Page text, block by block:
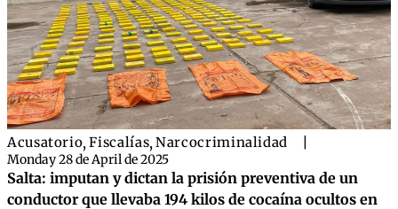
Acusatorio,Fiscalías,Narcocriminalidad
Monday 28 de April de 2025
Salta: imputan y dictan la prisión preventiva de un
conductor que llevaba 194 kilos de cocaína ocultos en